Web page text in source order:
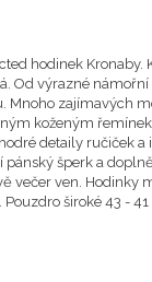
hodinek Kronaby.
Od výrazné
Mnoho zajímavých
koženým
detaily ručiček a
pánský šperk a
večer ven. Hodinky
Pouzdro široké 43 -